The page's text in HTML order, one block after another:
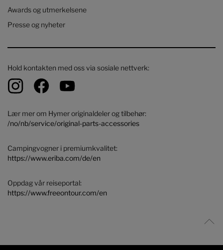
Awards og utmerkelsene
Presse og nyheter
Hold kontakten med oss ​​via sosiale nettverk:
Lær mer om Hymer originaldeler og tilbehør:
/no/nb/service/original-parts-accessories
Campingvogner i premiumkvalitet:
https://www.eriba.com/de/en
Oppdag vår reiseportal:
https://www.freeontour.com/en